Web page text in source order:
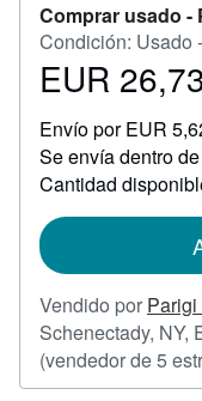
Comprar usado -
Condición: Usado
Precio
26,73
EUR 26,73
Envío por EUR
Se envía dentro
Cantidad
Vendido por
Schenectady, NY,
(vendedor de 5